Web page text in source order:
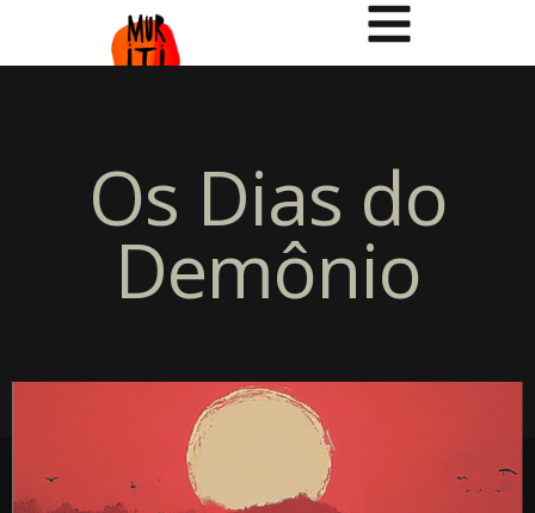
Os Dias do
Demônio